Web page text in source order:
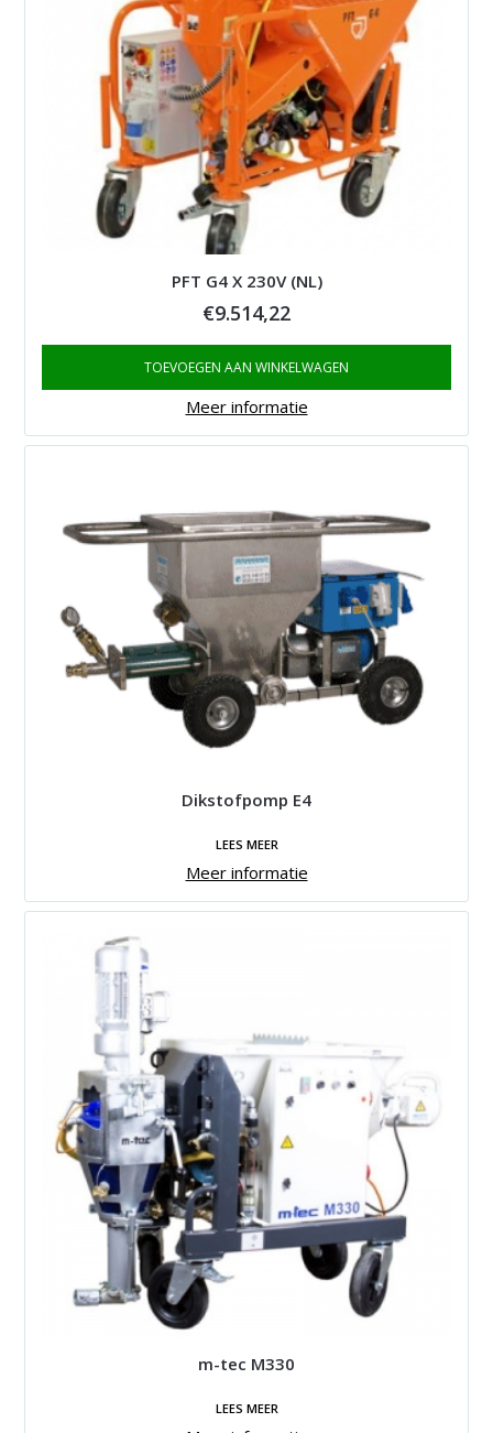
PFT G4 X 230V (NL)
€9.514,22
TOEVOEGEN AAN WINKELWAGEN
Meer informatie
Dikstofpomp E4
LEES MEER
Meer informatie
m-tec M330
LEES MEER